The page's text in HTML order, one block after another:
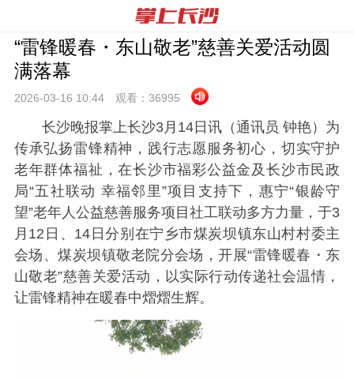
“雷锋暖春・东山敬老”慈善关爱活动圆
满落幕
2026-03-16 10:44 观看： 36995
长沙晚报掌上长沙3月14日讯 （通讯员 钟艳） 为
传承弘扬雷锋精神，践行志愿服务初心，切实守护
老年群体福祉，在长沙市福彩公益金及长沙市民政
局“五社联动 幸福邻里”项目支持下，惠宁“银龄守
望”老年人公益慈善服务项目社工联动多方力量，于3
月12日、14日分别在宁乡市煤炭坝镇东山村村委主
会场、煤炭坝镇敬老院分会场，开展“雷锋暖春・东
山敬老”慈善关爱活动，以实际行动传递社会温情，
让雷锋精神在暖春中熠熠生辉。